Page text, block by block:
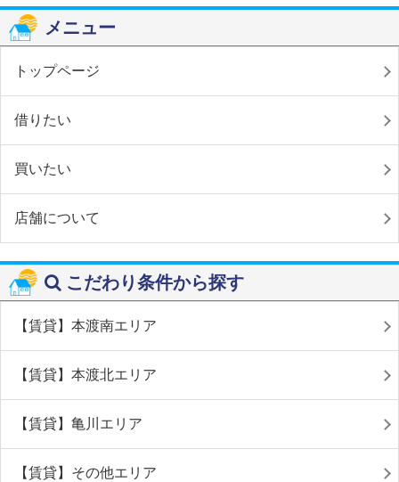
メニュー
トップページ
借りたい
買いたい
店舗について
こだわり条件から探す
【賃貸】本渡南エリア
【賃貸】本渡北エリア
【賃貸】亀川エリア
【賃貸】その他エリア